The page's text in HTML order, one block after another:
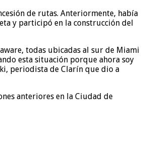
de rutas. Anteriormente, había
y participó en la construcción del
todas ubicadas al sur de Miami
esta situación porque ahora soy
periodista de Clarín que dio a
anteriores en la Ciudad de